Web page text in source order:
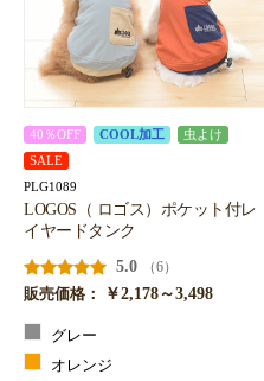
40％OFF COOL加工
虫よけ
SALE
PLG1089
LOGOS（ ロゴス）ポケット付レ
イヤードタンク
5.0
（6）
販売価格：
￥2,178～3,498
グレー
オレンジ